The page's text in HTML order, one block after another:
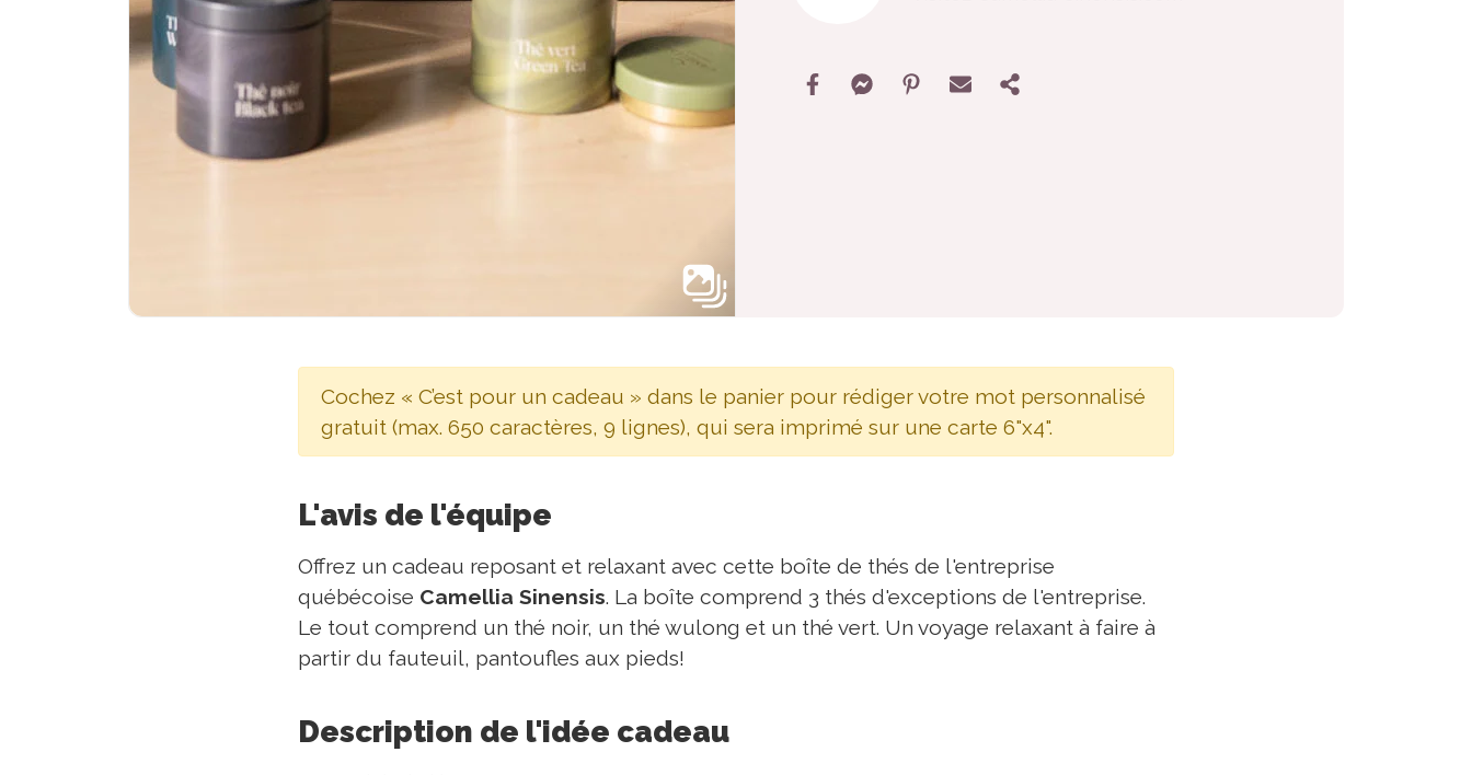
Cochez « C’est pour un cadeau » dans le panier pour rédiger votre mot personnalisé
gratuit (max. 650 caractères, 9 lignes), qui sera imprimé sur une carte 6"x4".
L'avis de l'équipe
Offrez un cadeau reposant et relaxant avec cette boîte de thés de l'entreprise
québécoise Camellia Sinensis. La boîte comprend 3 thés d'exceptions de l'entreprise.
Le tout comprend un thé noir, un thé wulong et un thé vert. Un voyage relaxant à faire à
partir du fauteuil, pantoufles aux pieds!
Description de l'idée cadeau